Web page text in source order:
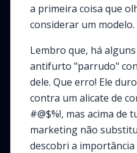
a primeira coisa que
considerar um modelo.
Lembro que, há
antifurto "parrudo"
dele. Que erro! Ele
contra um alicate de
#@$%!, mas acima de
marketing não
descobri a importância